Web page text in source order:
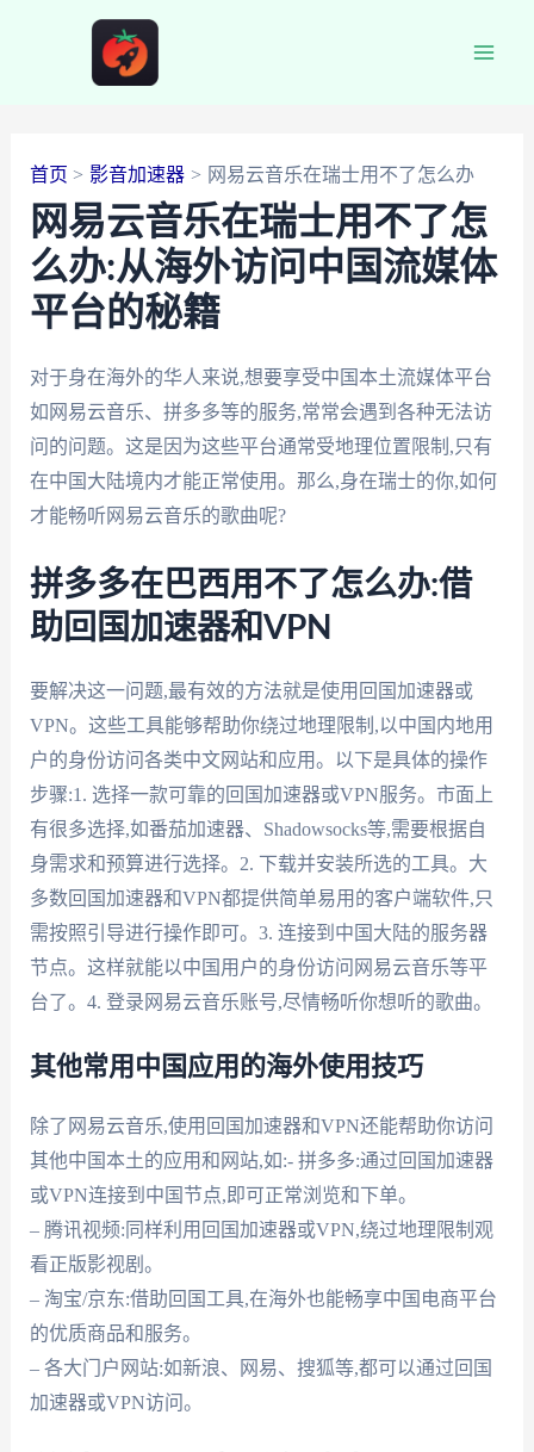
首页 影音加速器 网易云音乐在瑞士用不了怎么办
网易云音乐在瑞士用不了怎
么办:从海外访问中国流媒体
平台的秘籍
对于身在海外的华人来说,想要享受中国本土流媒体平台
如网易云音乐、拼多多等的服务,常常会遇到各种无法访
问的问题。这是因为这些平台通常受地理位置限制,只有
在中国大陆境内才能正常使用。那么,身在瑞士的你,如何
才能畅听网易云音乐的歌曲呢?
拼多多在巴西用不了怎么办:借
助回国加速器和VPN
要解决这一问题,最有效的方法就是使用回国加速器或
VPN。这些工具能够帮助你绕过地理限制,以中国内地用
户的身份访问各类中文网站和应用。以下是具体的操作
步骤:1. 选择一款可靠的回国加速器或VPN服务。市面上
有很多选择,如番茄加速器、Shadowsocks等,需要根据自
身需求和预算进行选择。2. 下载并安装所选的工具。大
多数回国加速器和VPN都提供简单易用的客户端软件,只
需按照引导进行操作即可。3. 连接到中国大陆的服务器
节点。这样就能以中国用户的身份访问网易云音乐等平
台了。4. 登录网易云音乐账号,尽情畅听你想听的歌曲。
其他常用中国应用的海外使用技巧
除了网易云音乐,使用回国加速器和VPN还能帮助你访问
其他中国本土的应用和网站,如:- 拼多多:通过回国加速器
或VPN连接到中国节点,即可正常浏览和下单。
– 腾讯视频:同样利用回国加速器或VPN,绕过地理限制观
看正版影视剧。
– 淘宝/京东:借助回国工具,在海外也能畅享中国电商平台
的优质商品和服务。
– 各大门户网站:如新浪、网易、搜狐等,都可以通过回国
加速器或VPN访问。